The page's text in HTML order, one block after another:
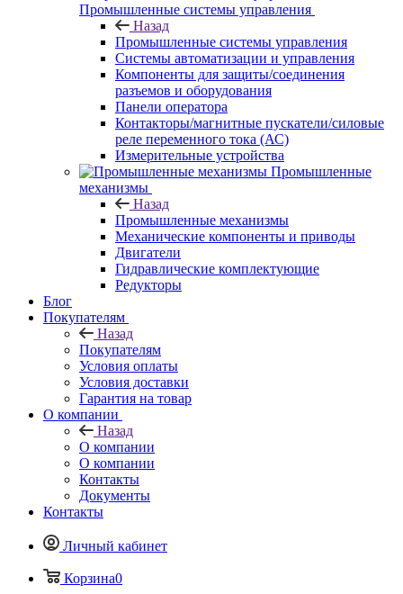
Промышленные системы управления
Назад
Промышленные системы управления
Системы автоматизации и управления
Компоненты для защиты/соединения
разъемов и оборудования
Панели оператора
Контакторы/магнитные пускатели/силовые
реле переменного тока (АС)
Измерительные устройства
Промышленные
механизмы
Назад
Промышленные механизмы
Механические компоненты и приводы
Двигатели
Гидравлические комплектующие
Редукторы
Блог
Покупателям
Назад
Покупателям
Условия оплаты
Условия доставки
Гарантия на товар
О компании
Назад
О компании
О компании
Контакты
Документы
Контакты
Личный кабинет
Корзина0